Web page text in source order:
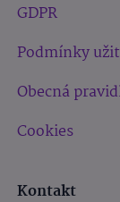
GDPR
Podmínky
Obecná
Cookies
Kontakt